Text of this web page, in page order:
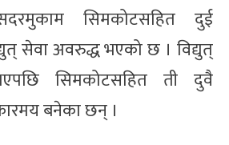
सिमकोटसहित दुई
सेवा अवरुद्ध भएको छ । विद्युत्
सिमकोटसहित ती दुवै
बनेका छन् ।